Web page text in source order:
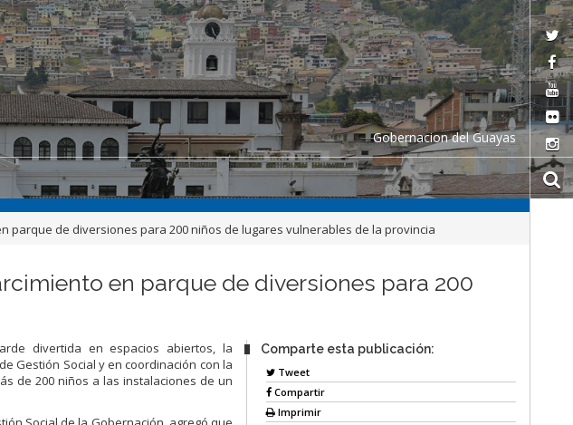
Gobernacion del Guayas
parque de diversiones para 200 niños de lugares vulnerables de la provincia
en parque de diversiones para 200
divertida en espacios abiertos, la
Gestión Social y en coordinación con la
de 200 niños a las instalaciones de un
Comparte esta publicación:
Tweet
Compartir
Imprimir